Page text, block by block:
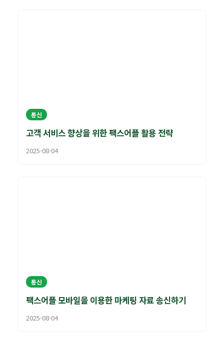
통신
고객 서비스 향상을 위한 팩스어플 활용 전략
2025-08-04
통신
팩스어플 모바일을 이용한 마케팅 자료 송신하기
2025-08-04